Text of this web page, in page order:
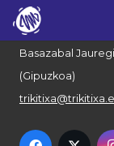
Euskal Herriko
Basazabal
(Gipuzkoa)